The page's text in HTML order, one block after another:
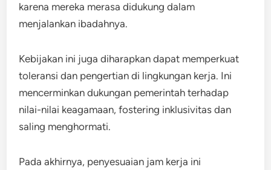
karena mereka merasa didukung dalam
menjalankan ibadahnya.
Kebijakan ini juga diharapkan dapat memperkuat
toleransi dan pengertian di lingkungan kerja. Ini
mencerminkan dukungan pemerintah terhadap
nilai-nilai keagamaan, fostering inklusivitas dan
saling menghormati.
Pada akhirnya, penyesuaian jam kerja ini